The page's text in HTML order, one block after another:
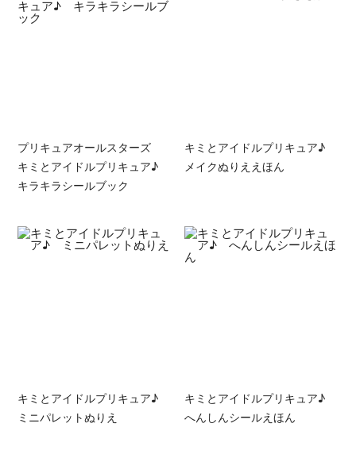
プリキュアオールスターズ
キミとアイドルプリキュア♪
キラキラシールブック
キミとアイドルプリキュア♪
メイクぬりええほん
キミとアイドルプリキュア♪
ミニパレットぬりえ
キミとアイドルプリキュア♪
へんしんシールえほん